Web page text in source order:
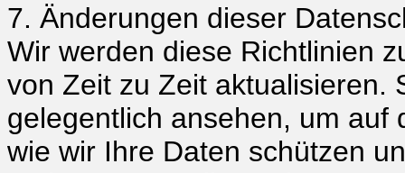
7. Änderungen dieser
Wir werden diese Richtlinien
von Zeit zu Zeit aktualisieren.
gelegentlich ansehen, um auf
wie wir Ihre Daten schützen